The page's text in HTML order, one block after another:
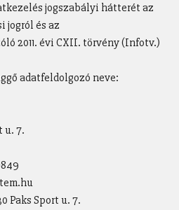
jogszabályi hátterét az
jogról és az
2011. évi CXII. törvény (Infotv.)
adatfeldolgozó neve:
u. 7.
Paks Sport u. 7.